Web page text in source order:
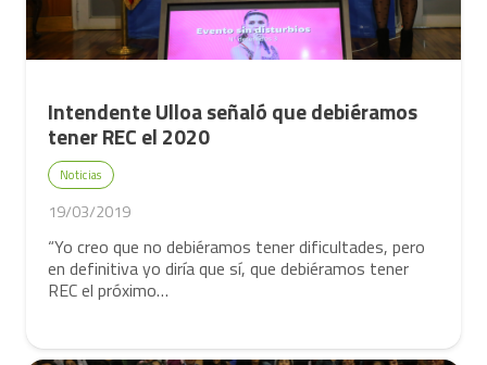
Intendente Ulloa señaló que debiéramos
tener REC el 2020
Noticias
19/03/2019
“Yo creo que no debiéramos tener dificultades, pero
en definitiva yo diría que sí, que debiéramos tener
REC el próximo…